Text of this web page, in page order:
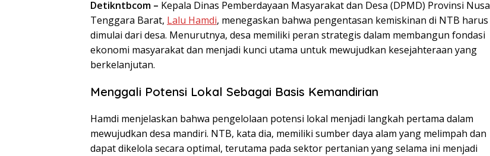
Detikntbcom – Kepala Dinas Pemberdayaan Masyarakat dan Desa (DPMD) Provinsi Nusa
Tenggara Barat, Lalu Hamdi, menegaskan bahwa pengentasan kemiskinan di NTB harus
dimulai dari desa. Menurutnya, desa memiliki peran strategis dalam membangun fondasi
ekonomi masyarakat dan menjadi kunci utama untuk mewujudkan kesejahteraan yang
berkelanjutan.
Menggali Potensi Lokal Sebagai Basis Kemandirian
Hamdi menjelaskan bahwa pengelolaan potensi lokal menjadi langkah pertama dalam
mewujudkan desa mandiri. NTB, kata dia, memiliki sumber daya alam yang melimpah dan
dapat dikelola secara optimal, terutama pada sektor pertanian yang selama ini menjadi